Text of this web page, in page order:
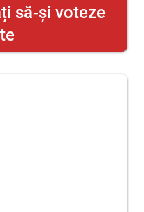
să-și voteze